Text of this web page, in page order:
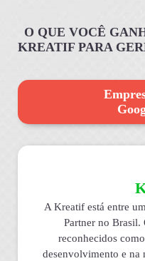
O QUE VOCÊ
KREATIF PARA
A Kreatif está entre
Partner no Brasil.
reconhecidos
desenvolvimento e na